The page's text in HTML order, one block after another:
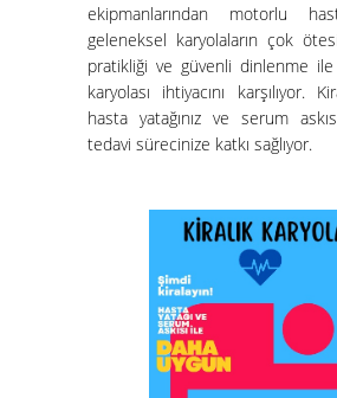
ekipmanlarından motorlu
geleneksel karyolaların çok
pratikliği ve güvenli dinlenme ile
karyolası ihtiyacını karşılıyor.
hasta yatağınız ve serum
tedavi sürecinize katkı sağlıyor.